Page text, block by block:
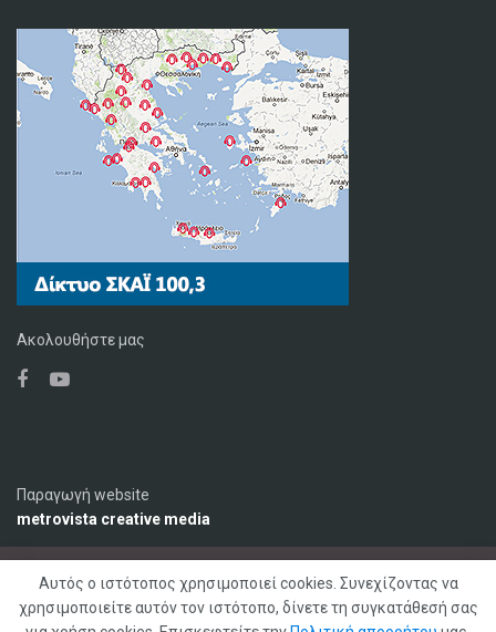
Ακολουθήστε μας
Παραγωγή website
metrovista creative media
Ο Σταθμός Διαφήμιση
Επικοινωνία
Πολιτική Απορρήτου
Αυτός ο ιστότοπος χρησιμοποιεί cookies. Συνεχίζοντας να
χρησιμοποιείτε αυτόν τον ιστότοπο, δίνετε τη συγκατάθεσή σας